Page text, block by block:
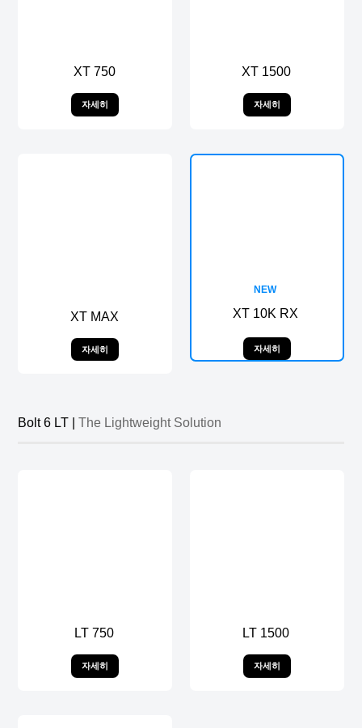
XT 750
자세히
XT 1500
자세히
XT MAX
자세히
NEW
XT 10K RX
자세히
Bolt 6 LT | The Lightweight Solution
LT 750
자세히
LT 1500
자세히